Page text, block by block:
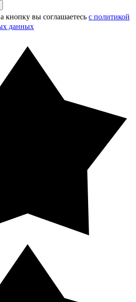
кнопку вы соглашаетесь с политикой
данных